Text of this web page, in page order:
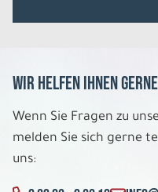
9 Tage
Wir helfen Ihnen
Wenn Sie Fragen zu
melden Sie sich gerne
uns: